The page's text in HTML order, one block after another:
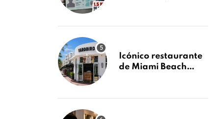
millones de
Icónico restaurante
de Miami Beach
después de 15 años